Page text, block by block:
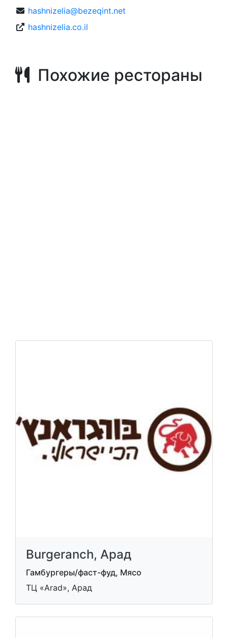
hashnizelia@bezeqint.net
hashnizelia.co.il
Похожие рестораны
Burgeranch, Арад
Гамбургеры/фаст-фуд, Мясо
ТЦ «Arad», Арад